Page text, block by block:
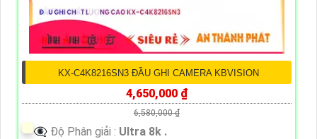
KX-C4K8216SN3 ĐẦU GHI CAMERA KBVISION
4,650,000 ₫
6,580,000 ₫
👁️‍🗨 Độ Phân giải : Ultra 8k .